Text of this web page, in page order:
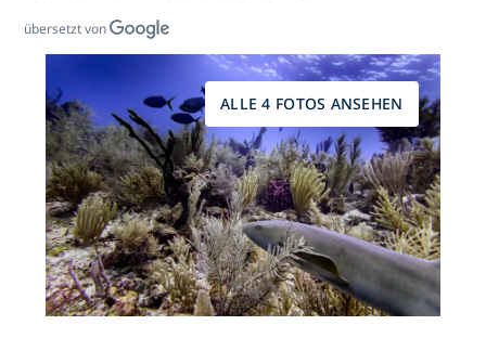
übersetzt von
ALLE 4 FOTOS ANSEHEN